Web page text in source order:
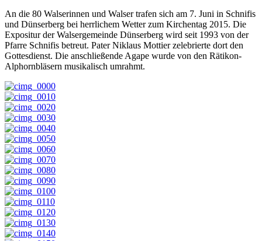
An die 80 Walserinnen und Walser trafen sich am 7. Juni in Schnifis
und Dünserberg bei herrlichem Wetter zum Kirchentag 2015. Die
Expositur der Walsergemeinde Dünserberg wird seit 1993 von der
Pfarre Schnifis betreut. Pater Niklaus Mottier zelebrierte dort den
Gottesdienst. Die anschließende Agape wurde von den Rätikon-
Alphornbläsern musikalisch umrahmt.